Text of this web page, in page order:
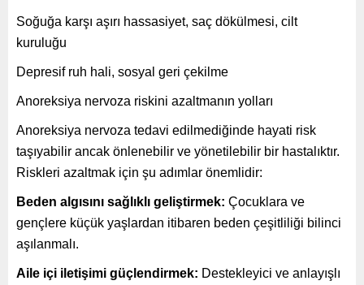
Soğuğa karşı aşırı hassasiyet, saç dökülmesi, cilt
kuruluğu
Depresif ruh hali, sosyal geri çekilme
Anoreksiya nervoza riskini azaltmanın yolları
Anoreksiya nervoza tedavi edilmediğinde hayati risk
taşıyabilir ancak önlenebilir ve yönetilebilir bir hastalıktır.
Riskleri azaltmak için şu adımlar önemlidir:
Beden algısını sağlıklı geliştirmek: Çocuklara ve
gençlere küçük yaşlardan itibaren beden çeşitliliği bilinci
aşılanmalı.
Aile içi iletişimi güçlendirmek: Destekleyici ve anlayışlı